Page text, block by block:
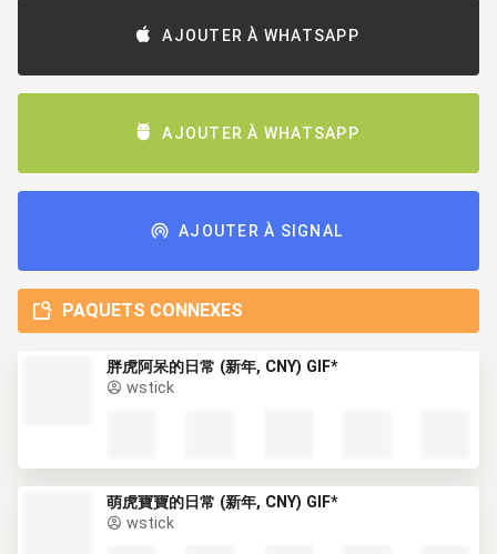
AJOUTER À WHATSAPP
AJOUTER À WHATSAPP
AJOUTER À SIGNAL
PAQUETS CONNEXES
胖虎阿呆的日常 (新年, CNY) GIF*
wstick
萌虎寶寶的日常 (新年, CNY) GIF*
wstick